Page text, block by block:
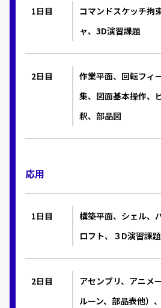
1日目
コマンドスケッチ拘
ャ、3D演習課題
2日目
作業平面、回転フィ
集、図面基本操作、
釈、部品図
応用
1日目
構築平面、シェル、
ロフト、３D演習課題
2日目
アセンブリ、アニメ
ルーン、部品表他）